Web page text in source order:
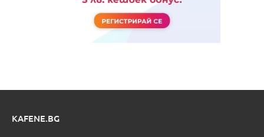
KAFENE.BG